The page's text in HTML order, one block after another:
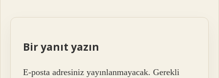
Bir yanıt yazın
E-posta adresiniz yayınlanmayacak. Gerekli